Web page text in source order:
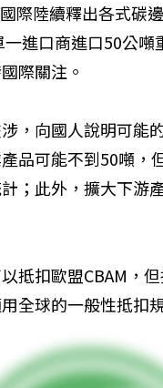
際陸續釋出各式碳
進口商進口50公
際關注。
，向國人說明可能
品可能不到50噸，
；此外，擴大下游
抵扣歐盟CBAM，
全球的一般性抵扣